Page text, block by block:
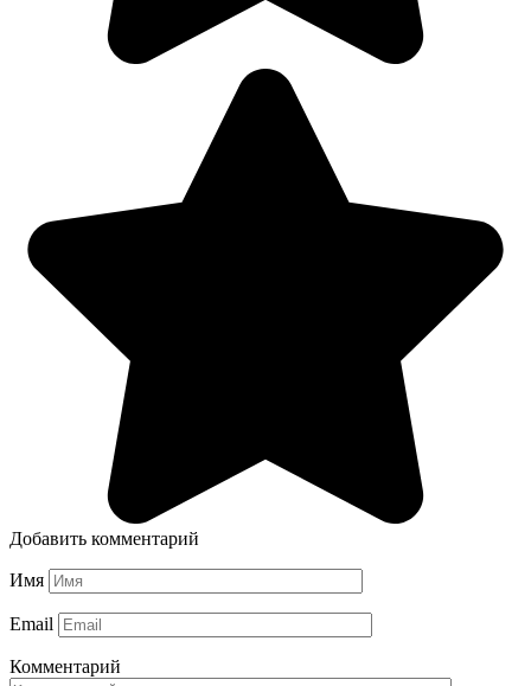
Добавить комментарий
Имя
Email
Комментарий